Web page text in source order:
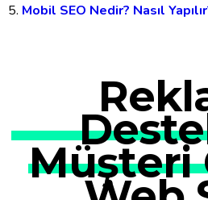
Mobil SEO Nedir? Nasıl
Müşteri